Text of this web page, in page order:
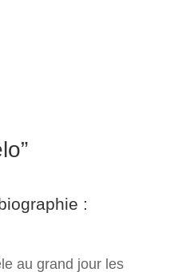
:
au grand jour les